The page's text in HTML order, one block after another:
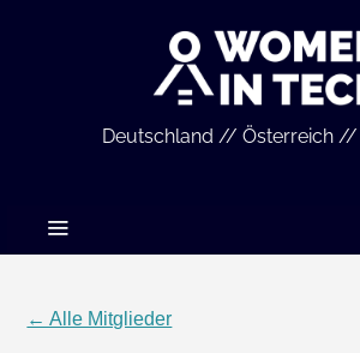
Deutschland // Österreich //
← Alle Mitglieder